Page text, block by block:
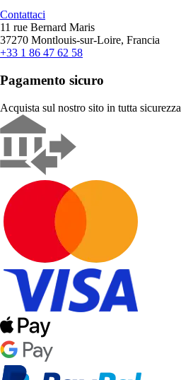
Contattaci
11 rue Bernard Maris
37270 Montlouis-sur-Loire, Francia
+33 1 86 47 62 58
Pagamento sicuro
Acquista sul nostro sito in tutta sicurezza